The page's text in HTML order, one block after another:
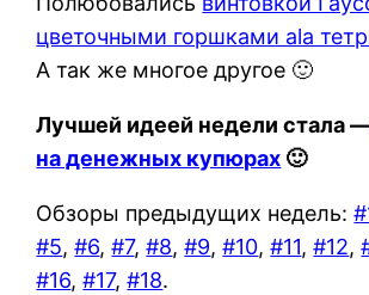
цветочными горшками ala
А так же многое другое 🙂
Лучшей идеей недели стала
на денежных купюрах 🙂
Обзоры предыдущих недель:
#5,#6,#7,#8,#9,#10,#11,#12,
#16,#17,#18.